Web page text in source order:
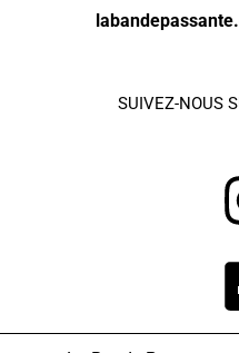
SUIVEZ-NOUS